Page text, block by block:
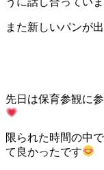
また新しいパンが
先日は保育参観に
限られた時間の中
て良かったです